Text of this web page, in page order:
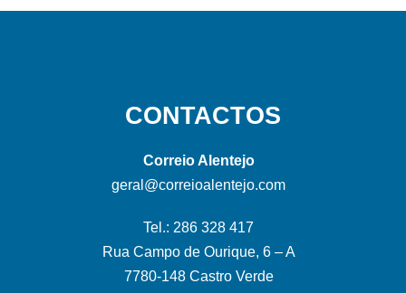
CONTACTOS
Correio Alentejo
geral@correioalentejo.com
Tel.: 286 328 417
Rua Campo de Ourique, 6 – A
7780-148 Castro Verde